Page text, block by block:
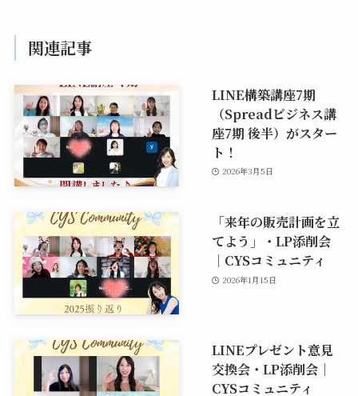
関連記事
LINE構築講座7期
（Spreadビジネス講
座7期 後半）がスター
ト！
2026年3月5日
「来年の販売計画を立
てよう」・LP添削会
｜CYSコミュニティ
2026年1月15日
LINEプレゼント意見
交換会・LP添削会｜
CYSコミュニティ